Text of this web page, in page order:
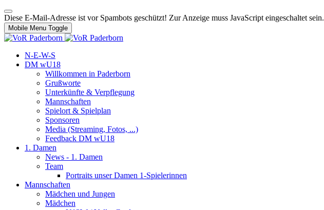
Diese E-Mail-Adresse ist vor Spambots geschützt! Zur Anzeige muss JavaScript eingeschaltet sein.
Mobile Menu Toggle
N-E-W-S
DM wU18
Willkommen in Paderborn
Grußworte
Unterkünfte & Verpflegung
Mannschaften
Spielort & Spielplan
Sponsoren
Media (Streaming, Fotos, ...)
Feedback DM wU18
1. Damen
News - 1. Damen
Team
Portraits unser Damen 1-Spielerinnen
Mannschaften
Mädchen und Jungen
Mädchen